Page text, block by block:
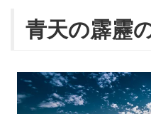
青天の霹靂